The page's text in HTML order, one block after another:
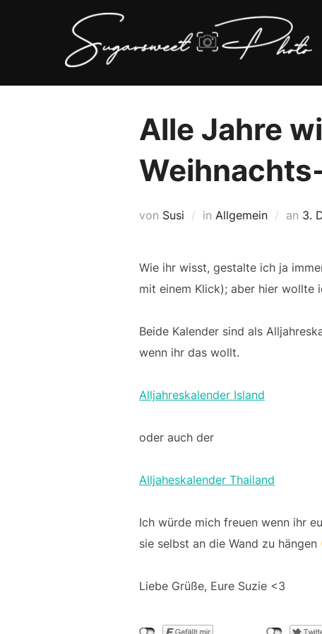
Alle Jahre
von Susi in Allgemein an 3.
Wie ihr wisst, gestalte ich ja
mit einem Klick); aber hier wollte
Beide Kalender sind als
wenn ihr das wollt.
Alljahreskalender Island
oder auch der
Alljaheskalender Thailand
Ich würde mich freuen wenn ihr
sie selbst an die Wand zu hängen
Liebe Grüße, Eure Suzie <3